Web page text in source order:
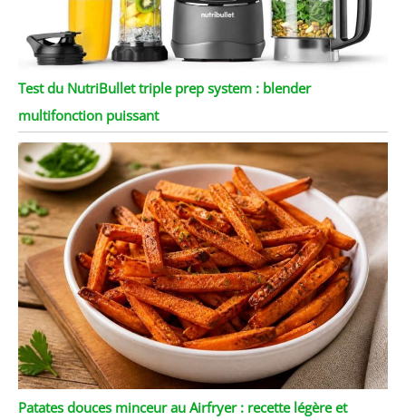
Test du NutriBullet triple prep system : blender
multifonction puissant
Patates douces minceur au Airfryer : recette légère et